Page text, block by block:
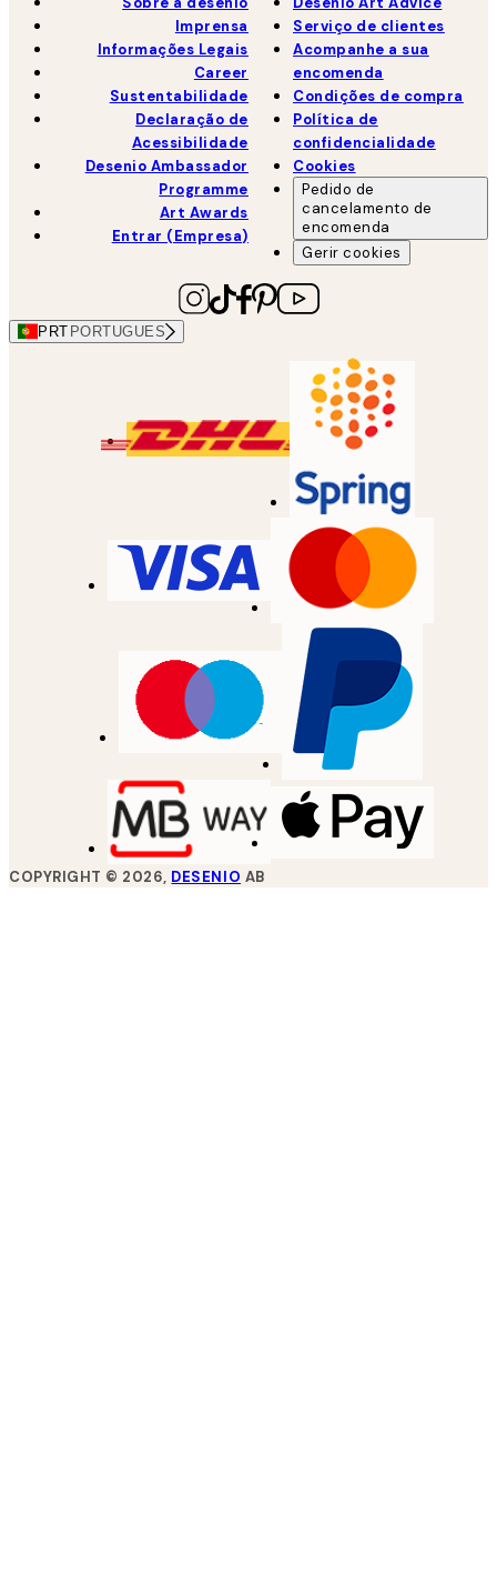
Imprensa
Informações Legais
Career
Sustentabilidade
Declaração de
Acessibilidade
Desenio Ambassador
Programme
Art Awards
Entrar (Empresa)
Serviço de clientes
Acompanhe a sua
encomenda
Condições de compra
Política de
confidencialidade
Cookies
Pedido de
cancelamento de
encomenda
Gerir cookies
PRT PORTUGUES
COPYRIGHT © 2026, DESENIO AB